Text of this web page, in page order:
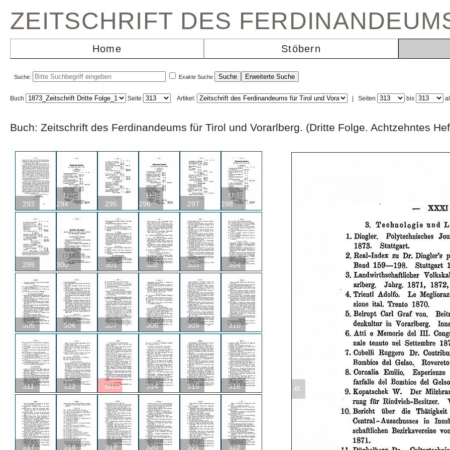
ZEITSCHRIFT DES
Home Stöbern
Suche: Exakte Suche
Buch Seite Artikel: Seiten bis
Buch: Zeitschrift des Ferdinandeums für Tirol und Vorarlberg. (Dritte Folge.
293
U
294
295
U
296
297
U
298
299
U
300
301 302 303 304
305 306 307 308 309 310
311 312 BILD 314 315 316
317 318 319 320 321 322
«